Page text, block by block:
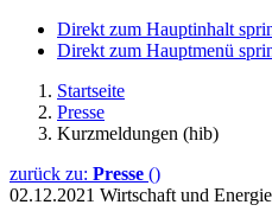
Direkt zum Hauptinhalt
Direkt zum Hauptmenü
Startseite
Presse
Kurzmeldungen (hib)
zurück zu: Presse ()
02.12.2021 Wirtschaft und